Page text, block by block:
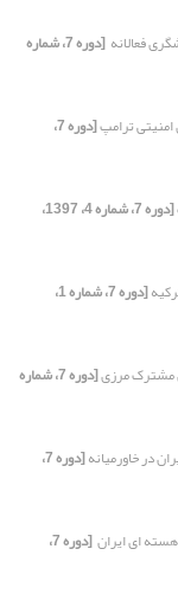
فعالانه [دوره 7، شماره
ترامپ [دوره 7،
[دوره 7، شماره 4، 1397،
[دوره 7، شماره 1،
مشترک مرزی [دوره 7، شماره
در خاورمیانه [دوره 7،
ای ایران [دوره 7،